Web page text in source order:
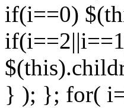
if(i==0)
} ); }; for(